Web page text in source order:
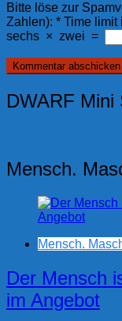
Bitte löse zur
Zahlen): * Time limit
sechs × zwei =
DWARF Mini
Mensch.
Mensch.
Der Mensch
im Angebot